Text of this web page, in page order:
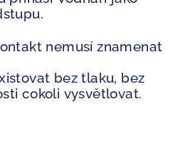
nemusí znamenat
bez tlaku, bez
cokoli vysvětlovat.